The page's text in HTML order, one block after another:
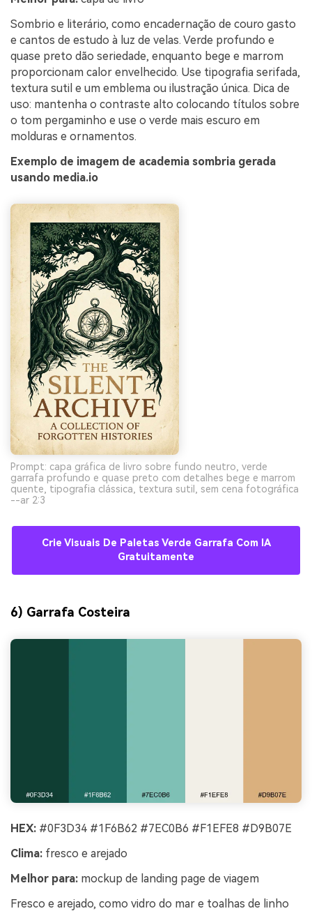
Sombrio e literário, como encadernação de couro gasto
e cantos de estudo à luz de velas. Verde profundo e
quase preto dão seriedade, enquanto bege e marrom
proporcionam calor envelhecido. Use tipografia serifada,
textura sutil e um emblema ou ilustração única. Dica de
uso: mantenha o contraste alto colocando títulos sobre
o tom pergaminho e use o verde mais escuro em
molduras e ornamentos.
Exemplo de imagem de academia sombria gerada
usando media.io
Prompt: capa gráfica de livro sobre fundo neutro, verde
garrafa profundo e quase preto com detalhes bege e marrom
quente, tipografia clássica, textura sutil, sem cena fotográfica
--ar 2:3
Crie Visuais De Paletas Verde Garrafa Com IA
Gratuitamente
6) Garrafa Costeira
HEX: #0F3D34 #1F6B62 #7EC0B6 #F1EFE8 #D9B07E
Clima: fresco e arejado
Melhor para: mockup de landing page de viagem
Fresco e arejado, como vidro do mar e toalhas de linho